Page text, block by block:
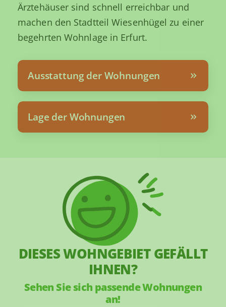
Ärztehäuser sind schnell erreichbar und
machen den Stadtteil Wiesenhügel zu einer
begehrten Wohnlage in Erfurt.
Ausstattung der Wohnungen
Lage der Wohnungen
DIESES WOHNGEBIET GEFÄLLT
IHNEN?
Sehen Sie sich passende Wohnungen
an!